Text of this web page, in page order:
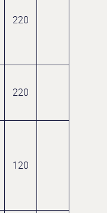
220
220
120